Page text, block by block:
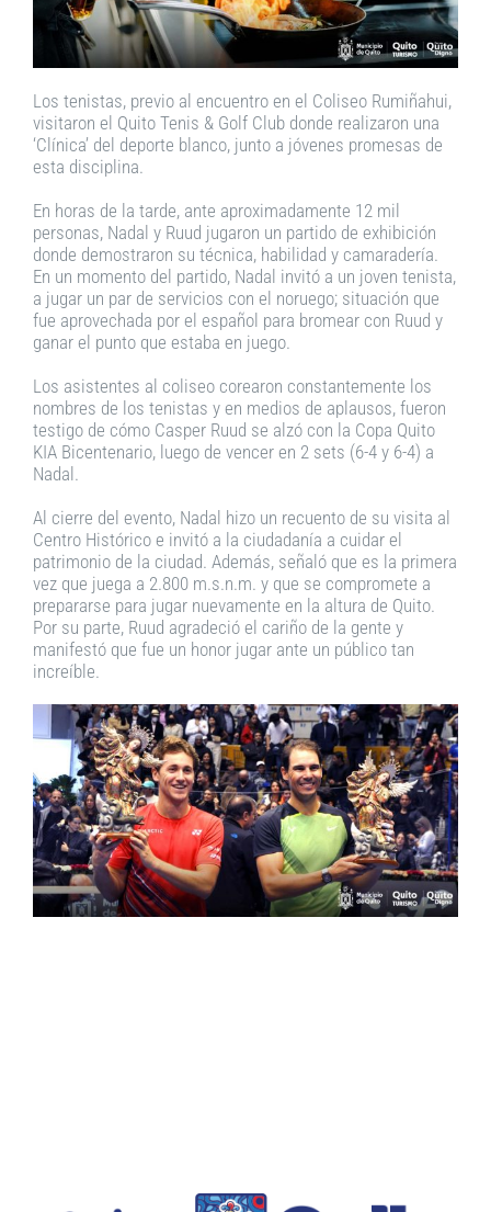
Los tenistas, previo al encuentro en el Coliseo Rumiñahui,
visitaron el Quito Tenis & Golf Club donde realizaron una
‘Clínica’ del deporte blanco, junto a jóvenes promesas de
esta disciplina.
En horas de la tarde, ante aproximadamente 12 mil
personas, Nadal y Ruud jugaron un partido de exhibición
donde demostraron su técnica, habilidad y camaradería.
En un momento del partido, Nadal invitó a un joven tenista,
a jugar un par de servicios con el noruego; situación que
fue aprovechada por el español para bromear con Ruud y
ganar el punto que estaba en juego.
Los asistentes al coliseo corearon constantemente los
nombres de los tenistas y en medios de aplausos, fueron
testigo de cómo Casper Ruud se alzó con la Copa Quito
KIA Bicentenario, luego de vencer en 2 sets (6-4 y 6-4) a
Nadal.
Al cierre del evento, Nadal hizo un recuento de su visita al
Centro Histórico e invitó a la ciudadanía a cuidar el
patrimonio de la ciudad. Además, señaló que es la primera
vez que juega a 2.800 m.s.n.m. y que se compromete a
prepararse para jugar nuevamente en la altura de Quito.
Por su parte, Ruud agradeció el cariño de la gente y
manifestó que fue un honor jugar ante un público tan
increíble.